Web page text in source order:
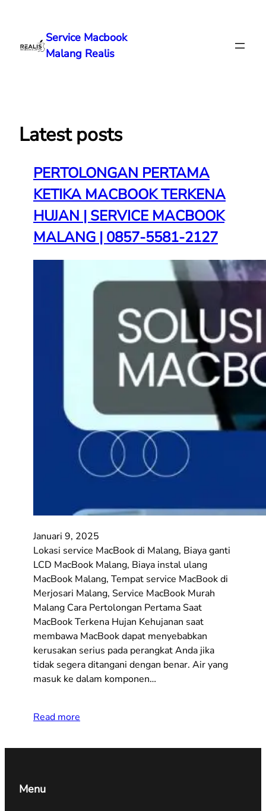
Service Macbook
Malang Realis
Latest posts
PERTOLONGAN PERTAMA
KETIKA MACBOOK TERKENA
HUJAN | SERVICE MACBOOK
MALANG | 0857-5581-2127
Januari 9, 2025
Lokasi service MacBook di Malang, Biaya ganti
LCD MacBook Malang, Biaya instal ulang
MacBook Malang, Tempat service MacBook di
Merjosari Malang, Service MacBook Murah
Malang Cara Pertolongan Pertama Saat
MacBook Terkena Hujan Kehujanan saat
membawa MacBook dapat menyebabkan
kerusakan serius pada perangkat Anda jika
tidak segera ditangani dengan benar. Air yang
masuk ke dalam komponen…
Read more
Menu